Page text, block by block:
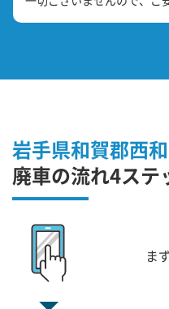
岩手県和賀郡西
廃車の流れ4ステ
ま